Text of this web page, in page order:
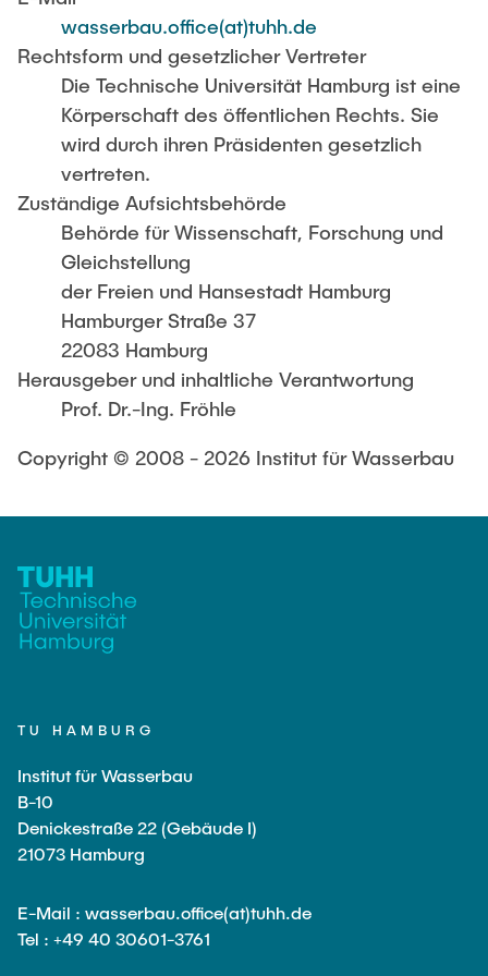
Stellenausschreibungen
Studentische Exkursionen
Versuchslabor
Versuchsrinne
Modellfischtreppe
wasserbau.office(at)tuhh.de
Rechtsform und gesetzlicher Vertreter
Die Technische Universität Hamburg ist eine
Körperschaft des öffentlichen Rechts. Sie
wird durch ihren Präsidenten gesetzlich
vertreten.
Zuständige Aufsichtsbehörde
Behörde für Wissenschaft, Forschung und
Gleichstellung
der Freien und Hansestadt Hamburg
Hamburger Straße 37
22083 Hamburg
Herausgeber und inhaltliche Verantwortung
Prof. Dr.-Ing. Fröhle
Copyright © 2008 - 2026 Institut für Wasserbau
TU HAMBURG
Institut für Wasserbau
B-10
Denickestraße 22 (Gebäude I)
21073 Hamburg
E-Mail : wasserbau.office(at)tuhh.de
Tel : +49 40 30601-3761